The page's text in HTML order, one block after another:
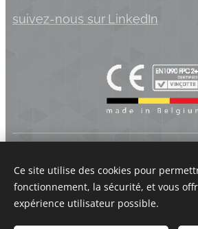
suivez-nous sur LinkedIn
- Belgique | BTW BE
Cookies
Langues
Ce site utilise des cookies pour
fonctionnement, la sécurité, et vous
expérience utilisateur possible.